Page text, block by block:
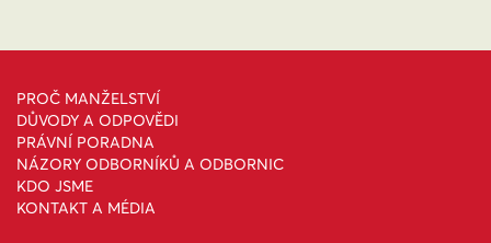
PROČ MANŽELSTVÍ
DŮVODY A ODPOVĚDI
PRÁVNÍ PORADNA
NÁZORY ODBORNÍKŮ A ODBORNIC
KDO JSME
KONTAKT A MÉDIA